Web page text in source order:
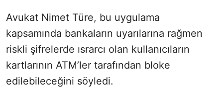
Avukat Nimet Türe, bu uygulama
kapsamında bankaların uyarılarına rağmen
riskli şifrelerde ısrarcı olan kullanıcıların
kartlarının ATM’ler tarafından bloke
edilebileceğini söyledi.